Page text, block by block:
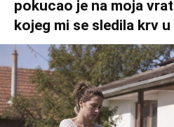
pokucao je na moja
kojeg mi se sledila krv u